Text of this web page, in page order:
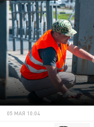
05 МАЯ 10:04